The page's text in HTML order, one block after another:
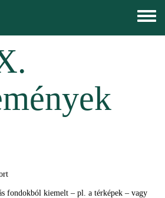
Toggle
menu
fondokból kiemelt – pl. a térképek – vagy